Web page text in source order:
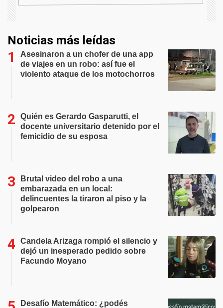
Noticias más leídas
Asesinaron a un chofer de una app
de viajes en un robo: así fue el
violento ataque de los motochorros
Quién es Gerardo Gasparutti, el
docente universitario detenido por el
femicidio de su esposa
Brutal video del robo a una
embarazada en un local:
delincuentes la tiraron al piso y la
golpearon
Candela Arizaga rompió el silencio y
dejó un inesperado pedido sobre
Facundo Moyano
Desafío Matemático: ¿podés